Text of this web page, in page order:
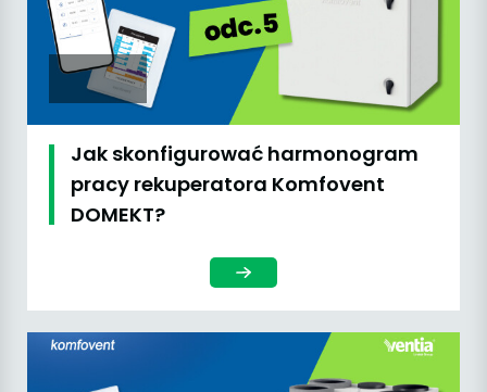
Jak skonfigurować harmonogram
pracy rekuperatora Komfovent
DOMEKT?